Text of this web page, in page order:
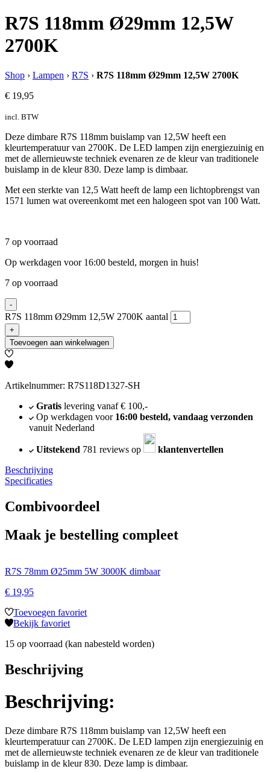
R7S 118mm Ø29mm 12,5W
2700K
Shop › Lampen › R7S › R7S 118mm Ø29mm 12,5W 2700K
€ 19,95
incl. BTW
Deze dimbare R7S 118mm buislamp van 12,5W heeft een
kleurtemperatuur van 2700K. De LED lampen zijn energiezuinig en
met de allernieuwste techniek evenaren ze de kleur van traditionele
buislamp in de kleur 830. Deze lamp is dimbaar.
Met een sterkte van 12,5 Watt heeft de lamp een lichtopbrengst van
1571 lumen wat overeenkomt met een halogeen spot van 100 Watt.
7 op voorraad
Op werkdagen voor 16:00 besteld, morgen in huis!
7 op voorraad
-
R7S 118mm Ø29mm 12,5W 2700K aantal
+
Toevoegen aan winkelwagen
Artikelnummer: R7S118D1327-SH
Gratislevering vanaf € 100,-
Op werkdagen voor 16:00 besteld, vandaag verzonden
vanuit Nederland
Uitstekend 781 reviews op
klantenvertellen
Beschrijving
Specificaties
Combivoordeel
Maak je bestelling compleet
R7S 78mm Ø25mm 5W 3000K dimbaar
€ 19,95
Toevoegen favoriet
Bekijk favoriet
15 op voorraad (kan nabesteld worden)
Beschrijving
Beschrijving:
Deze dimbare R7S 118mm buislamp van 12,5W heeft een
kleurtemperatuur can 2700K. De LED lampen zijn energiezuinig en
met de allernieuwste techniek evenaren ze de kleur van traditionele
buislamp in de kleur 830. Deze lamp is dimbaar.